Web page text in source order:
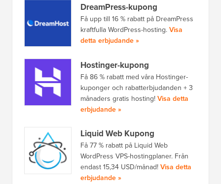
DreamPress-kupong
Få upp till 16 % rabatt på DreamPress
kraftfulla WordPress-hosting.Visa
detta erbjudande »
Hostinger-kupong
Få 86 % rabatt med våra Hostinger-
kuponger och rabatterbjudanden + 3
månaders gratis hosting!Visa detta
erbjudande »
Liquid Web Kupong
Få 77 % rabatt på Liquid Web
WordPress VPS-hostingplaner. Från
endast 15,34 USD/månad!Visa detta
erbjudande »